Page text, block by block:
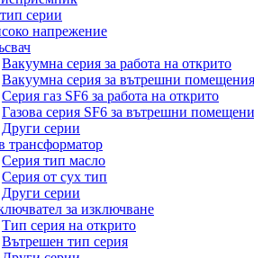
серии
напрежение
Вакуумна серия за работа на открито
Вакуумна серия за вътрешни помещения
Серия газ SF6 за работа на открито
Газова серия SF6 за вътрешни
Други серии
трансформатор
Серия тип масло
Серия от сух тип
Други серии
за изключване
Тип серия на открито
Вътрешен тип серия